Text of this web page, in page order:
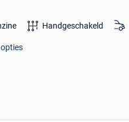
Handgeschakeld